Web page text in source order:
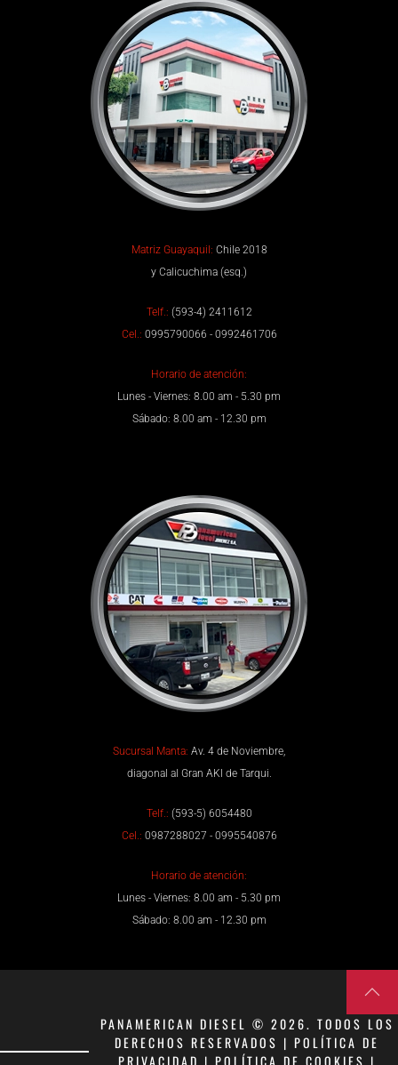
Matriz Guayaquil: Chile 2018
y Calicuchima (esq.)
Telf.: (593-4) 2411612
Cel.: 0995790066 - 0992461706
Horario de atención:
Lunes - Viernes: 8.00 am - 5.30 pm
Sábado: 8.00 am - 12.30 pm
Sucursal Manta: Av. 4 de Noviembre,
diagonal al Gran AKI de Tarqui.
Telf.: (593-5) 6054480
Cel.: 0987288027 - 0995540876
Horario de atención:
Lunes - Viernes: 8.00 am - 5.30 pm
Sábado: 8.00 am - 12.30 pm
PANAMERICAN DIESEL © 2026. TODOS LOS
DERECHOS RESERVADOS | POLÍTICA DE
PRIVACIDAD | POLÍTICA DE COOKIES |